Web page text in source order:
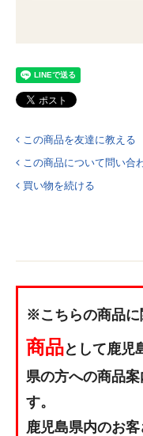
この商品を友達に教える
この商品について問い合
買い物を続ける
※こちらの商品に
商品として鹿児
県の方への商品
す。
鹿児島県内のお